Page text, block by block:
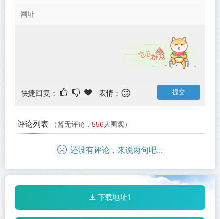
快捷回复： 表情：
评论列表 （暂无评论， 556人围观）
还没有评论，来说两句吧...
下载地址1